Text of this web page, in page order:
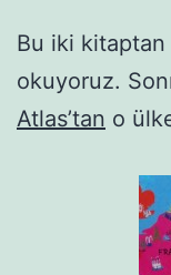
Bu iki
okuyoruz.
Atlas’tan o